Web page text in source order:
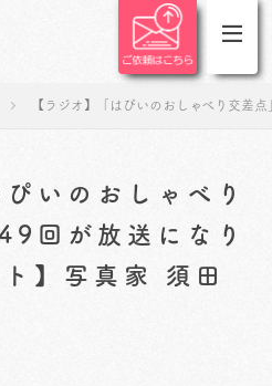
【ラジオ】「はぴいのおしゃべり交差
いのおしゃべり
回が放送になり
】写真家 須田